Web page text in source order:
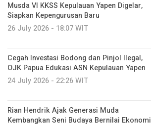
Musda VI KKSS Kepulauan Yapen Digelar,
Siapkan Kepengurusan Baru
26 July 2026 - 18:07 WIT
Cegah Investasi Bodong dan Pinjol Ilegal,
OJK Papua Edukasi ASN Kepulauan Yapen
24 July 2026 - 22:26 WIT
Rian Hendrik Ajak Generasi Muda
Kembangkan Seni Budaya Bernilai Ekonomi